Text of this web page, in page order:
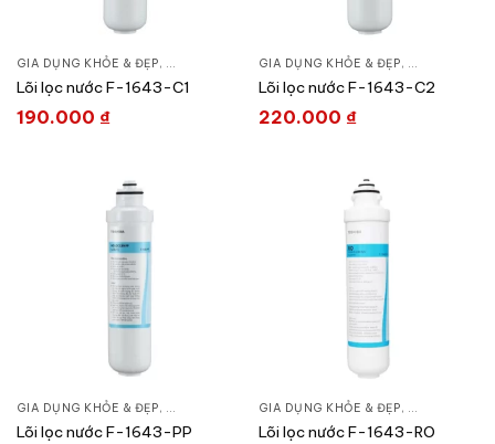
GIA DỤNG KHỎE & ĐẸP, LỌC NƯỚC & MÁY NƯỚC NÓNG, LÕI MÁY LỌC NƯỚC
Lõi lọc nước F-1643-C1
190.000 ₫
GIA DỤNG KHỎE & ĐẸP,
Lõi lọc nước F-1643-C2
220.000 ₫
GIA DỤNG KHỎE & ĐẸP, LỌC NƯỚC & MÁY NƯỚC NÓNG, LÕI MÁY LỌC NƯỚC
Lõi lọc nước F-1643-PP
GIA DỤNG KHỎE & ĐẸP, LỌC NƯỚC &
Lõi lọc nước F-1643-RO